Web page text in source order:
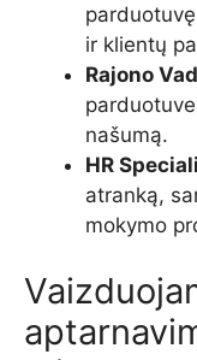
ir klientų
Rajono
našumą.
HR
atranką,
mokymo